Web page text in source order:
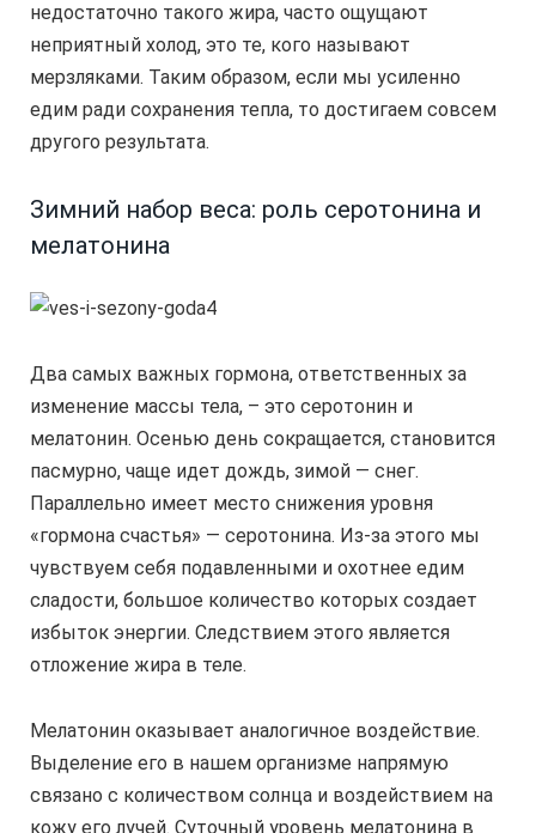
недостаточно такого жира, часто ощущают
неприятный холод, это те, кого называют
мерзляками. Таким образом, если мы усиленно
едим ради сохранения тепла, то достигаем совсем
другого результата.
Зимний набор веса: роль серотонина и
мелатонина
Два самых важных гормона, ответственных за
изменение массы тела, – это серотонин и
мелатонин. Осенью день сокращается, становится
пасмурно, чаще идет дождь, зимой — снег.
Параллельно имеет место снижения уровня
«гормона счастья» — серотонина. Из-за этого мы
чувствуем себя подавленными и охотнее едим
сладости, большое количество которых создает
избыток энергии. Следствием этого является
отложение жира в теле.
Мелатонин оказывает аналогичное воздействие.
Выделение его в нашем организме напрямую
связано с количеством солнца и воздействием на
кожу его лучей. Суточный уровень мелатонина в